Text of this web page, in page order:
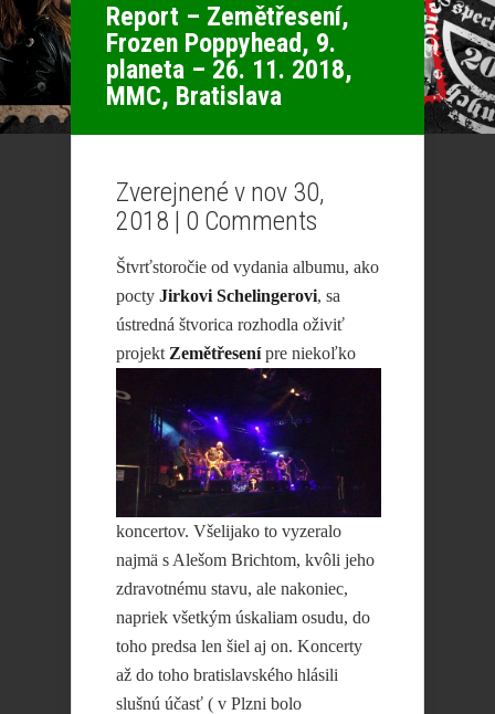
Report – Zemětřesení,
Frozen Poppyhead, 9.
planeta – 26. 11. 2018,
MMC, Bratislava
Zverejnené v nov 30,
2018 | 0 Comments
Štvrťstoročie od vydania albumu, ako
pocty Jirkovi Schelingerovi, sa
ústredná štvorica rozhodla oživiť
projekt Zemětřesenípre niekoľko
koncertov. Všelijako to vyzeralo
najmä s Alešom Brichtom, kvôli jeho
zdravotnému stavu, ale nakoniec,
napriek všetkým úskaliam osudu, do
toho predsa len šiel aj on. Koncerty
až do toho bratislavského hlásili
slušnú účasť ( v Plzni bolo